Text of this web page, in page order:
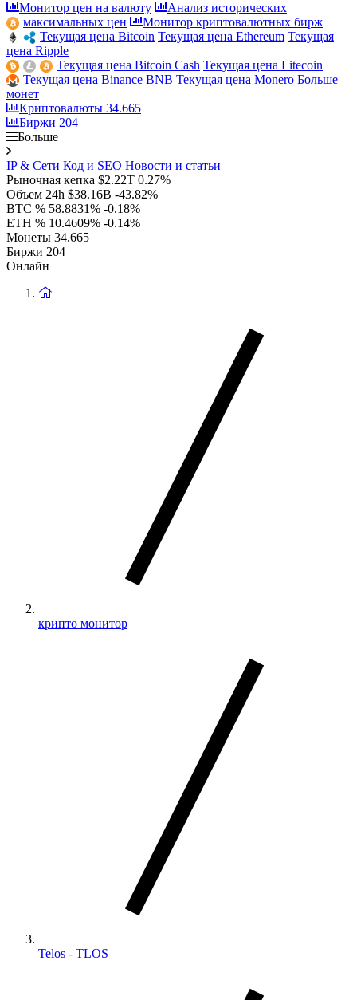
Монитор цен на валюту
Анализ исторических
максимальных цен
Монитор криптовалютных бирж
Текущая цена Bitcoin Текущая цена Ethereum Текущая
цена Ripple
Текущая цена Bitcoin Cash Текущая цена Litecoin
Текущая цена Binance BNB Текущая цена Monero Больше
монет
Криптовалюты 34.665
Биржи 204
Больше
IP & Сети Код и SEO Новости и статьи
Рыночная кепка $2.22T 0.27%
Объем 24h $38.16B -43.82%
BTC % 58.8831% -0.18%
ETH % 10.4609% -0.14%
Монеты 34.665
Биржи 204
Онлайн
крипто монитор
Telos - TLOS